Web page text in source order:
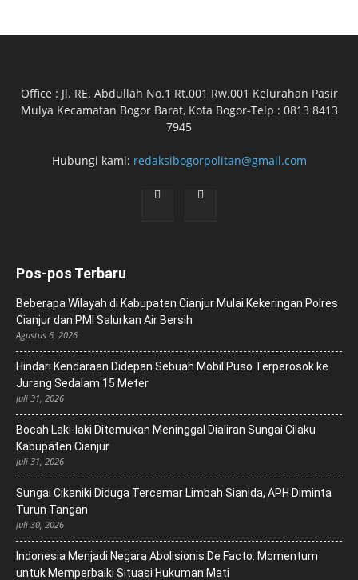
Office : Jl. RE. Abdullah No.1 Rt.001 Rw.001 Kelurahan Pasir
Mulya Kecamatan Bogor Barat, Kota Bogor-Telp : 0813 8413
7945
Hubungi kami: redaksibogorpolitan@gmail.com
Pos-pos Terbaru
Beberapa Wilayah di Kabupaten Cianjur Mulai Kekeringan Polres
Cianjur dan PMI Salurkan Air Bersih
Agustus 6, 2026
Hindari Kendaraan Didepan Sebuah Mobil Puso Terperosok ke
Jurang Sedalam 15 Meter
Juli 31, 2026
Bocah Laki-laki Ditemukan Meninggal Dialiran Sungai Cilaku
Kabupaten Cianjur
Juli 31, 2026
Sungai Cikaniki Diduga Tercemar Limbah Sianida, APH Diminta
Turun Tangan
Juli 30, 2026
‎Indonesia Menjadi Negara Abolisionis De Facto: Momentum
untuk Memperbaiki Situasi Hukuman Mati